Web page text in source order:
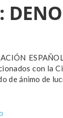
con la
de ánimo de